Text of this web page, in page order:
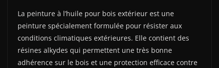
La peinture à l’huile pour bois extérieur est une
peinture spécialement formulée pour résister aux
conditions climatiques extérieures. Elle contient des
résines alkydes qui permettent une très bonne
adhérence sur le bois et une protection efficace contre